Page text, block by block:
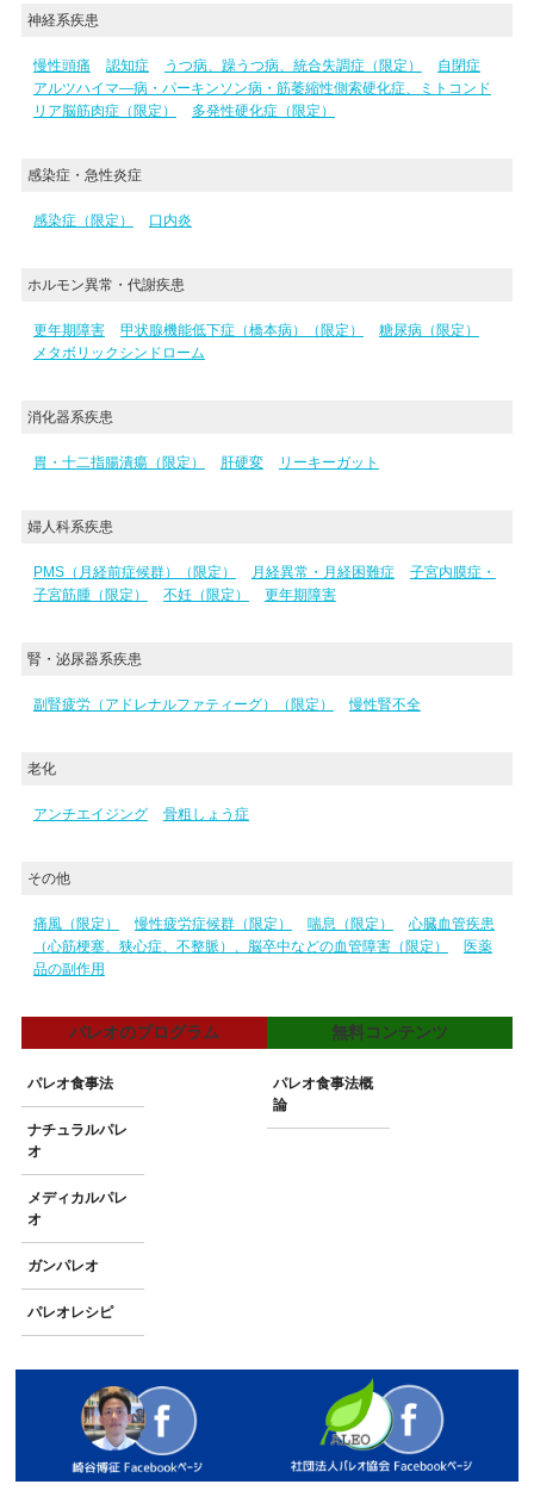
神経系疾患
慢性頭痛 認知症 うつ病、躁うつ病、統合失調症（限定）
自閉症
アルツハイマ―病・パーキンソン病・筋萎縮性側索硬化症、ミトコンド
リア脳筋肉症（限定）
多発性硬化症（限定）
感染症・急性炎症
感染症（限定） 口内炎
ホルモン異常・代謝疾患
更年期障害 甲状腺機能低下症（橋本病）（限定）
糖尿病（限定）
メタボリックシンドローム
消化器系疾患
胃・十二指腸潰瘍（限定） 肝硬変 リーキーガット
婦人科系疾患
PMS（月経前症候群）（限定） 月経異常・月経困難症
子宮内膜症・
子宮筋腫（限定）
不妊（限定） 更年期障害
腎・泌尿器系疾患
副腎疲労（アドレナルファティーグ）（限定） 慢性腎不全
老化
アンチエイジング 骨粗しょう症
その他
痛風（限定） 慢性疲労症候群（限定） 喘息（限定）
心臓血管疾患
（心筋梗塞、狭心症、不整脈）、脳卒中などの血管障害（限定）
医薬
品の副作用
パレオのプログラム
パレオ食事法
ナチュラルパレ
オ
メディカルパレ
オ
ガンパレオ
パレオレシピ
無料コンテンツ
パレオ食事法概
論